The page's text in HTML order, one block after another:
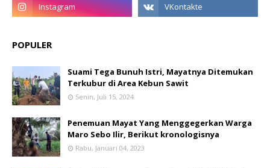
POPULER
Suami Tega Bunuh Istri, Mayatnya Ditemukan
Terkubur di Area Kebun Sawit
Senin, Juli 15, 2024
Penemuan Mayat Yang Menggegerkan Warga
Maro Sebo Ilir, Berikut kronologisnya
Rabu, Januari 04, 2023